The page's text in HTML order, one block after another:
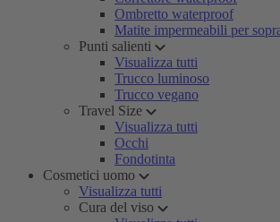
Ombretto waterproof
Matite impermeabili per
Punti salienti
Visualizza tutti
Trucco luminoso
Trucco vegano
Travel Size
Visualizza tutti
Occhi
Fondotinta
Cosmetici uomo
Visualizza tutti
Cura del viso